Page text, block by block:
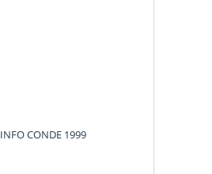
INFO CONDE 1999